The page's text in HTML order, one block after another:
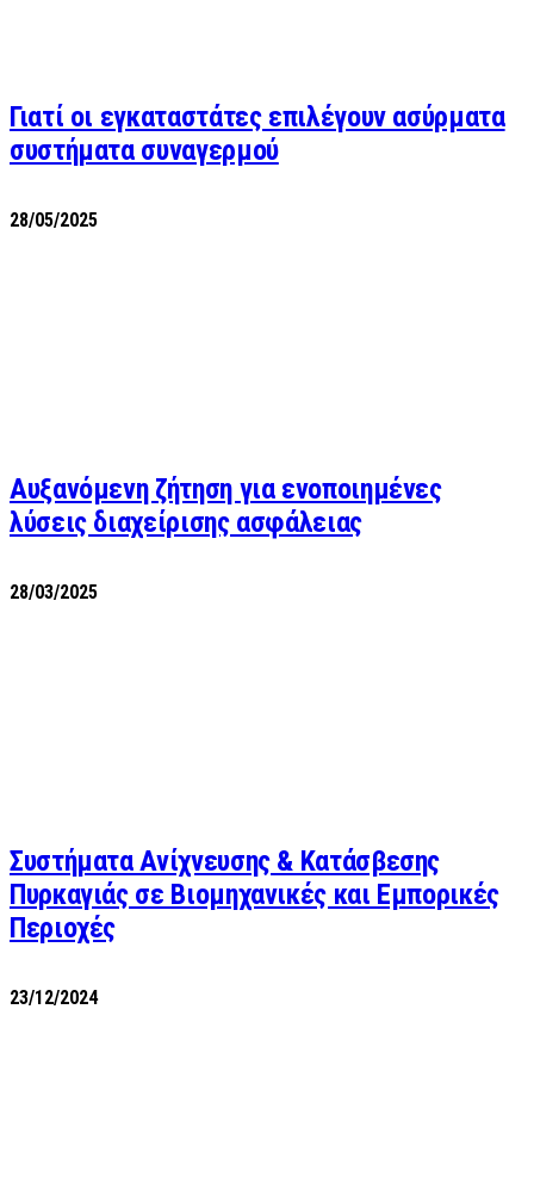
Γιατί οι εγκαταστάτες επιλέγουν ασύρματα
συστήματα συναγερμού
28/05/2025
Αυξανόμενη ζήτηση για ενοποιημένες
λύσεις διαχείρισης ασφάλειας
28/03/2025
Συστήματα Ανίχνευσης & Κατάσβεσης
Πυρκαγιάς σε Βιομηχανικές και Εμπορικές
Περιοχές
23/12/2024